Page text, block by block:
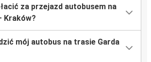
za przejazd autobusem na
Kraków?
mój autobus na trasie Garda